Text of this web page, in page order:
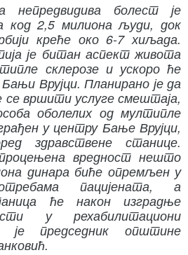
болест је
код 2,5 милиона људи, док
креће око 6-7 хиљада.
је битан аспект живота
склерозе и ускоро ће
Врујци. Планирано је да
се вршити услуге смештаја,
оболелих од мултипле
у центру Бање Врујци,
здравствене станице.
вредност нешто
динара биће опремљен у
пацијената, а
ће након изградње
у рехабилитациони
је председник општине